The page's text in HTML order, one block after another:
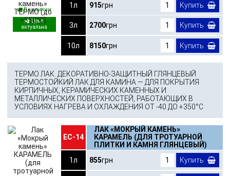
В наличии
1л 915грн Купить
3л 2700грн Купить
10л 8150грн Купить
ТЕРМО ЛАК. ДЕКОРАТИВНО-ЗАЩИТНЫЙ ГЛЯНЦЕВЫЙ
ТЕРМОСТОЙКИЙ ЛАК ДЛЯ КАМИНА — ДЛЯ ПОКРЫТИЯ
КИРПИЧНЫХ, КЕРАМИЧЕСКИХ КАМЕННЫХ И
МЕТАЛЛИЧЕСКИХ ПОВЕРХНОСТЕЙ, РАБОТАЮЩИХ В
УСЛОВИЯХ НАГРЕВА И ОХЛАЖДЕНИЯ ОТ -40 ДО +350°С
ЕС-14
ЛАК «МОКРЫЙ КАМЕНЬ»
КАРАМЕЛЬ (ДЛЯ ТРОТУАРНОЙ
ПЛИТКИ И КАМНЯ ГЛЯНЦЕВЫЙ)
1л
855грн Купить